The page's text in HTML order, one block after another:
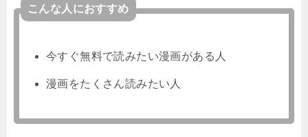
こんな人におすすめ
今すぐ無料で読みたい漫画がある人
漫画をたくさん読みたい人